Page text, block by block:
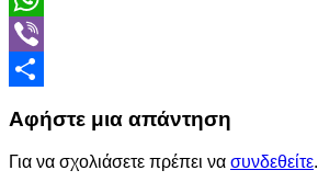
WhatsApp
Viber
Αφήστε μια απάντηση
Για να σχολιάσετε πρέπει να συνδεθείτε.